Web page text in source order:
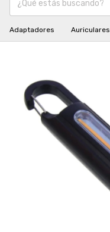
Adaptadores Auriculares